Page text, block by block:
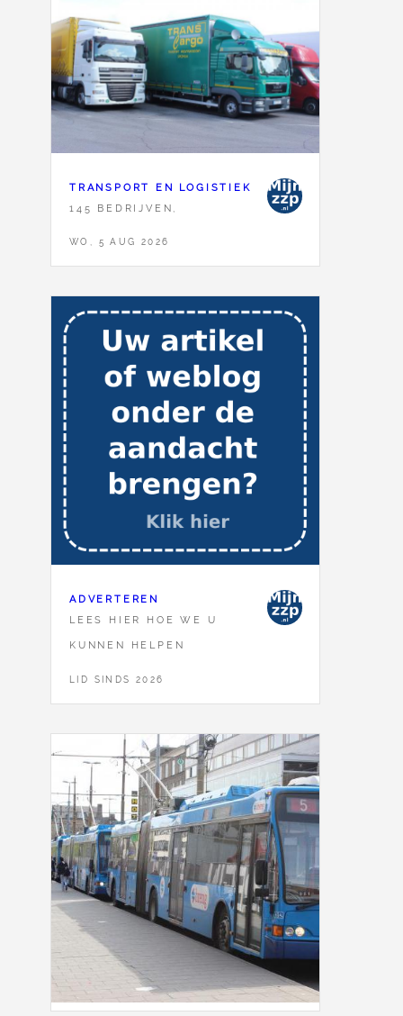
TRANSPORT EN LOGISTIEK
145 BEDRIJVEN,
WO, 5 AUG 2026
ADVERTEREN
LEES HIER HOE WE U
KUNNEN HELPEN
LID SINDS 2026